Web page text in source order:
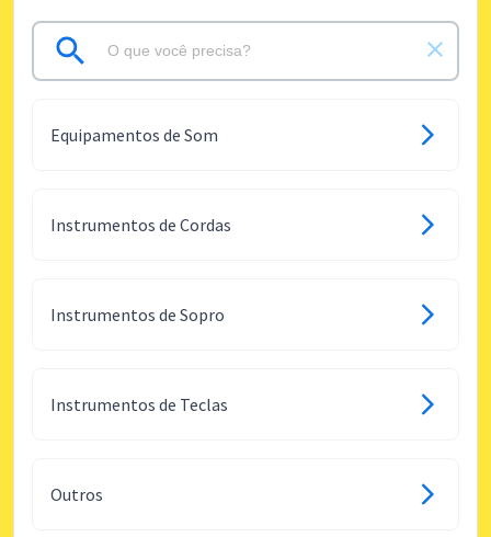
Equipamentos de Som
Instrumentos de Cordas
Instrumentos de Sopro
Instrumentos de Teclas
Outros